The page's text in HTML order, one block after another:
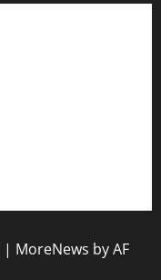
| MoreNews by AF